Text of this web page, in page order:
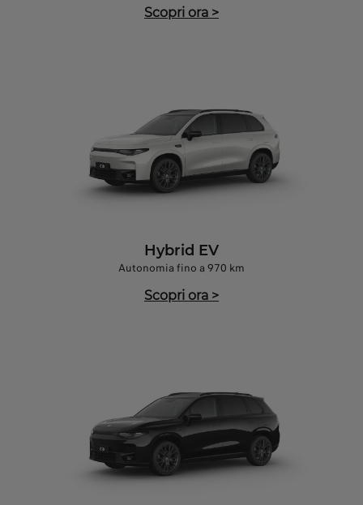
Scopri ora >
Hybrid EV
Autonomia fino a 970 km
Scopri ora >